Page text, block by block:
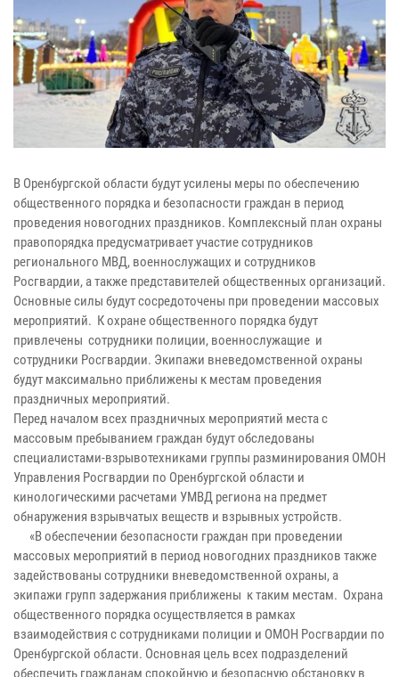
В Оренбургской области будут усилены меры по обеспечению
общественного порядка и безопасности граждан в период
проведения новогодних праздников. Комплексный план охраны
правопорядка предусматривает участие сотрудников
регионального МВД, военнослужащих и сотрудников
Росгвардии, а также представителей общественных организаций.
Основные силы будут сосредоточены при проведении массовых
мероприятий. К охране общественного порядка будут
привлечены сотрудники полиции, военнослужащие и
сотрудники Росгвардии. Экипажи вневедомственной охраны
будут максимально приближены к местам проведения
праздничных мероприятий.
Перед началом всех праздничных мероприятий места с
массовым пребыванием граждан будут обследованы
специалистами-взрывотехниками группы разминирования ОМОН
Управления Росгвардии по Оренбургской области и
кинологическими расчетами УМВД региона на предмет
обнаружения взрывчатых веществ и взрывных устройств.
«В обеспечении безопасности граждан при проведении
массовых мероприятий в период новогодних праздников также
задействованы сотрудники вневедомственной охраны, а
экипажи групп задержания приближены к таким местам. Охрана
общественного порядка осуществляется в рамках
взаимодействия с сотрудниками полиции и ОМОН Росгвардии по
Оренбургской области. Основная цель всех подразделений
обеспечить гражданам спокойную и безопасную обстановку в